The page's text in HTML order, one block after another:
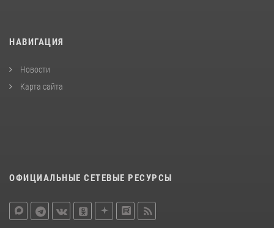
НАВИГАЦИЯ
Новости
Карта сайта
ОФИЦИАЛЬНЫЕ СЕТЕВЫЕ РЕСУРСЫ